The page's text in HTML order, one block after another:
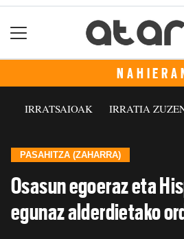
IRRATSAIOAK IRRATIA
PASAHITZA (ZAHARRA)
Osasun egoeraz eta
egunaz alderdietako